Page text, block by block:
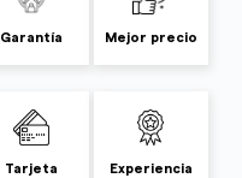
Garantía Mejor precio
Tarjeta Experiencia